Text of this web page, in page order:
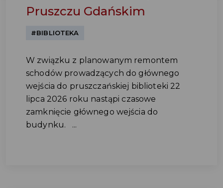
Pruszczu Gdańskim
#BIBLIOTEKA
W związku z planowanym remontem
schodów prowadzących do głównego
wejścia do pruszczańskiej biblioteki 22
lipca 2026 roku nastąpi czasowe
zamknięcie głównego wejścia do
budynku. ...